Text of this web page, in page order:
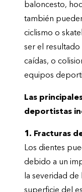
baloncesto,
también
ciclismo o
ser el
caídas, o
equipos
Las
deportistas
1. Fracturas
Los dientes
debido a un
la severidad